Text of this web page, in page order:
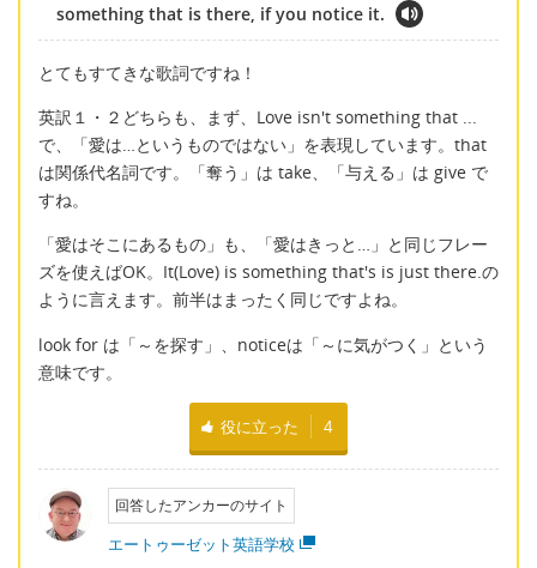
something that is there, if you notice it.
とてもすてきな歌詞ですね！
英訳１・２どちらも、まず、Love isn't something that ...
で、「愛は…というものではない」を表現しています。that
は関係代名詞です。「奪う」は take、「与える」は give で
すね。
「愛はそこにあるもの」も、「愛はきっと…」と同じフレー
ズを使えばOK。It(Love) is something that's is just there.の
ように言えます。前半はまったく同じですよね。
look for は「～を探す」、noticeは「～に気がつく」という
意味です。
役に立った 4
回答したアンカーのサイト
エートゥーゼット英語学校